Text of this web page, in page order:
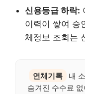
신용등급 하락:
이력이 쌓여 승
체정보 조회는
연체기록
내
숨겨진 수수료